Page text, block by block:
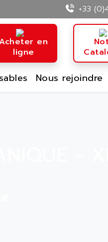
+33
en
ligne
Nous rejoindre